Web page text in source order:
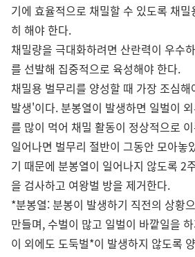
기에 효율적으로 채밀할 수 있도록 채
히 해야 한다.
채밀량을 극대화하려면 산란력이 우수
를 선발해 집중적으로 육성해야 한다.
채밀용 벌무리를 양성할 때 가장 조심
발생'이다. 분봉열이 발생하면 일벌이
를 많이 먹어 채밀 활동이 정상적으로
일어나면 벌무리 절반이 그동안 모아놓
기 때문에 분봉열이 일어나지 않도록 2
을 검사하고 여왕벌 방을 제거한다.
*분봉열: 분봉이 발생하기 직전의 상황
만들며, 수벌이 많고 일벌이 바깥일을
이 외에도 도둑벌*이 발생하지 않도록